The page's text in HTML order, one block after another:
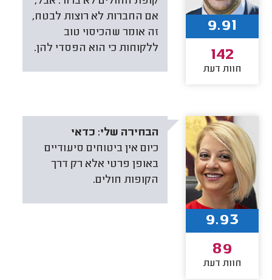
אם החברות לא רוצות לבטח,
זה אומר שהכיסוי טוב
ללקוחות כי הוא הפסדי להן.
9.91
142
חוות דעת
הבחירה שלי: כדאי
כיום אין ביטוחים סיעודיים
באופן פרטי אלא רק דרך
הקופות חולים.
9.93
89
חוות דעת